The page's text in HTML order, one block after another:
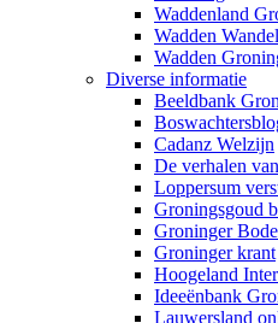
Waddenland
Wadden
Wadden
Diverse informatie
Beeldbank
Cadanz Welzijn
De verhalen
Loppersum
Groningsgoud
Groninger
Groninger krant
Hoogeland
Ideeënbank
Lauwersland